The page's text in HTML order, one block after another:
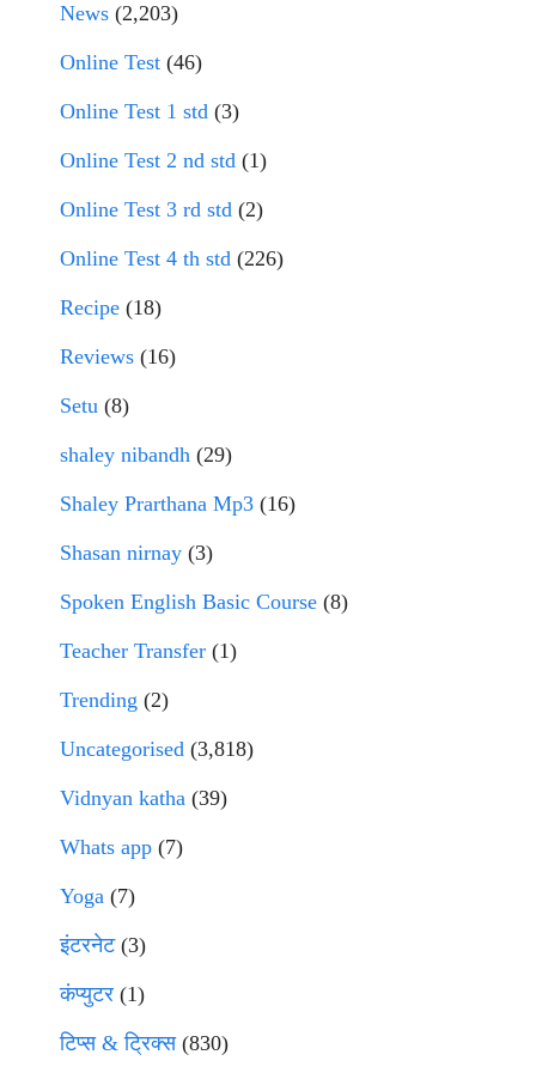
News (2,203)
Online Test (46)
Online Test 1 std (3)
Online Test 2 nd std (1)
Online Test 3 rd std (2)
Online Test 4 th std (226)
Recipe (18)
Reviews (16)
Setu (8)
shaley nibandh (29)
Shaley Prarthana Mp3 (16)
Shasan nirnay (3)
Spoken English Basic Course (8)
Teacher Transfer (1)
Trending (2)
Uncategorised (3,818)
Vidnyan katha (39)
Whats app (7)
Yoga (7)
इंटरनेट(3)
कंप्युटर (1)
टिप्स & ट्रिक्स(830)